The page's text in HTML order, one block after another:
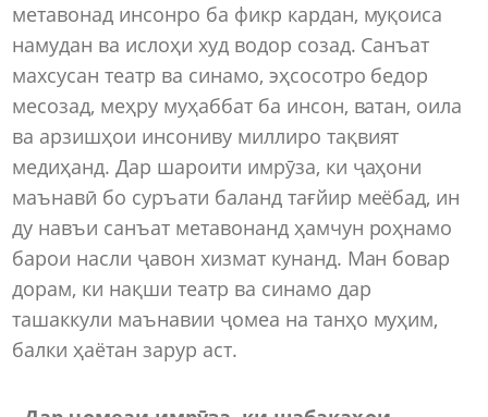
метавонад инсонро ба фикр кардан, муқоиса
намудан ва ислоҳи худ водор созад. Санъат
махсусан театр ва синамо, эҳсосотро бедор
месозад, меҳру муҳаббат ба инсон, ватан, оила
ва арзишҳои инсониву миллиро тақвият
медиҳанд. Дар шароити имрӯза, ки ҷаҳони
маънавӣ бо суръати баланд тағйир меёбад, ин
ду навъи санъат метавонанд ҳамчун роҳнамо
барои насли ҷавон хизмат кунанд. Ман бовар
дорам, ки нақши театр ва синамо дар
ташаккули маънавии ҷомеа на танҳо муҳим,
балки ҳаётан зарур аст.